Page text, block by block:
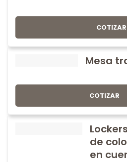
COTIZAR
Mesa
COTIZAR
de
en